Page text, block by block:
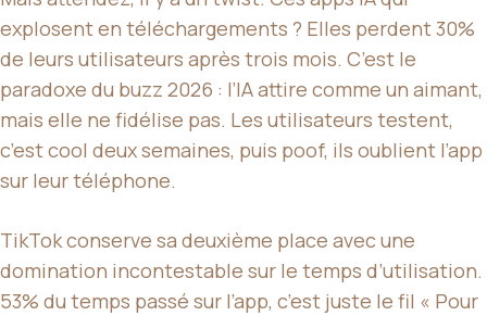
explosent en téléchargements ? Elles perdent 30%
de leurs utilisateurs après trois mois. C’est le
paradoxe du buzz 2026 : l’IA attire comme un aimant,
mais elle ne fidélise pas. Les utilisateurs testent,
c’est cool deux semaines, puis poof, ils oublient l’app
sur leur téléphone.
TikTok conserve sa deuxième place avec une
domination incontestable sur le temps d’utilisation.
53% du temps passé sur l’app, c’est juste le fil « Pour